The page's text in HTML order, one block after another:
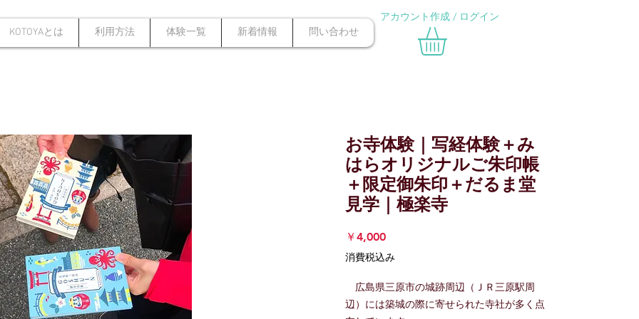
KOTOYAとは 利用方法 体験一覧 新着情報 問い合わせ
アカウント作成 / ログイン
お寺体験｜写経体験＋み
はらオリジナルご朱印帳
＋限定御朱印＋だるま堂
見学｜極楽寺
￥4,000価
格
消費税込み
広島県三原市の城跡周辺（ＪＲ三原駅周
辺）には築城の際に寄せられた寺社が多く点